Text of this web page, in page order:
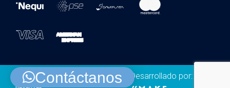
COPYRIGHT © INN. ALL RIGHTS
RESERVED
Desarrollado por:
Contáctanos